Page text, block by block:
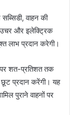
वाहन की
और इलेक्ट्रिक
लाभ प्रदान करेगी।
शत-प्रतिशत तक
छूट प्रदान करेंगी। यह
पुराने वाहनों पर